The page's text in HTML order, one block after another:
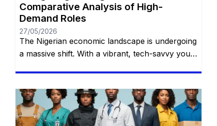
Comparative Analysis of High-
Demand Roles
27/05/2026
The Nigerian economic landscape is undergoing
a massive shift. With a vibrant, tech-savvy youth
are no longer the sole avenues to financial
stability. As macroeconomic shifts demand
resilience and adaptability, certain practical,